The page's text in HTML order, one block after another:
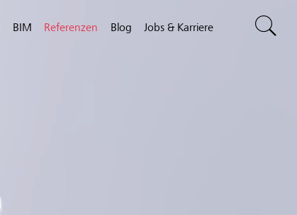
BIM Referenzen Blog Jobs & Karriere